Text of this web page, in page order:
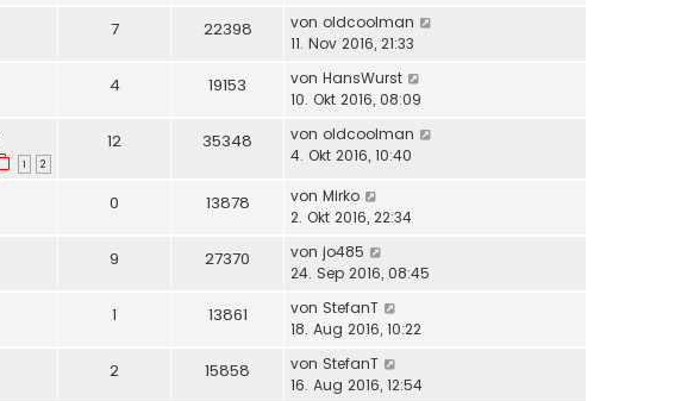
7 22398 von oldcoolman
11. Nov 2016, 21:33
4 19153 von HansWurst
10. Okt 2016, 08:09
1 2
12 35348 von oldcoolman
4. Okt 2016, 10:40
0 13878 von Mirko
2. Okt 2016, 22:34
9 27370 von jo485
24. Sep 2016, 08:45
1 13861 von StefanT
18. Aug 2016, 10:22
2 15858 von StefanT
16. Aug 2016, 12:54